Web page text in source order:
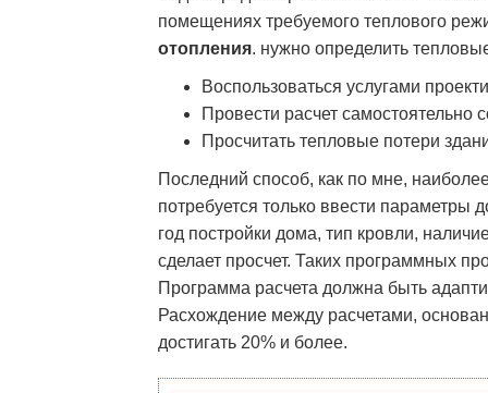
помещениях требуемого теплового
отопления. нужно определить
Воспользоваться услугами
Провести расчет самостоятельно
Просчитать тепловые потери
Последний способ, как по мне,
потребуется только ввести параметры
год постройки дома, тип кровли,
сделает просчет. Таких программных
Программа расчета должна быть
Расхождение между расчетами,
достигать 20% и более.